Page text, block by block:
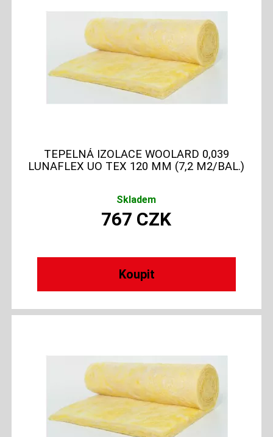
TEPELNÁ IZOLACE WOOLARD 0,039
LUNAFLEX UO TEX 120 MM (7,2 M2/BAL.)
Skladem
767 CZK